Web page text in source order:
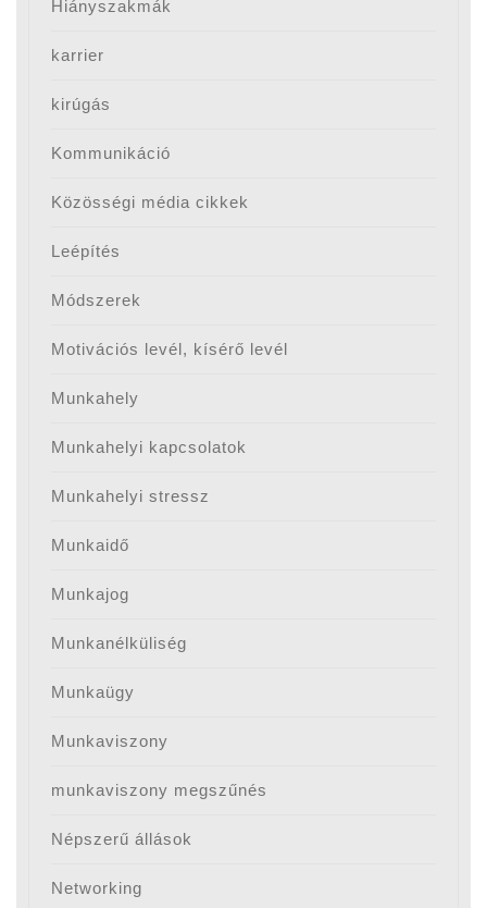
Hiányszakmák
karrier
kirúgás
Kommunikáció
Közösségi média cikkek
Leépítés
Módszerek
Motivációs levél, kísérő levél
Munkahely
Munkahelyi kapcsolatok
Munkahelyi stressz
Munkaidő
Munkajog
Munkanélküliség
Munkaügy
Munkaviszony
munkaviszony megszűnés
Népszerű állások
Networking